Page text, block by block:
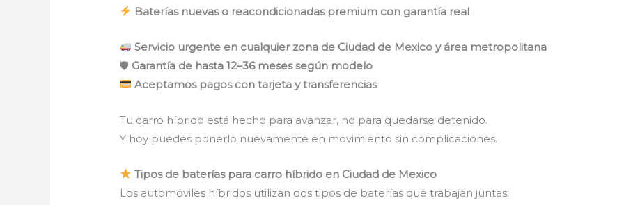
Baterías nuevas o reacondicionadas premium con garantía real
Servicio urgente en cualquier zona de Ciudad de Mexico y área metropolitana
🛡 Garantía de hasta 12–36 meses según modelo
Aceptamos pagos con tarjeta y transferencias
Tu carro híbrido está hecho para avanzar, no para quedarse detenido.
Y hoy puedes ponerlo nuevamente en movimiento sin complicaciones.
Tipos de baterías para carro híbrido en Ciudad de Mexico
Los automóviles híbridos utilizan dos tipos de baterías que trabajan juntas: